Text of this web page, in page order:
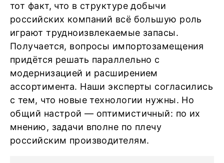
тот факт, что в структуре добычи
российских компаний всё большую роль
играют трудноизвлекаемые запасы.
Получается, вопросы импортозамещения
придётся решать параллельно с
модернизацией и расширением
ассортимента. Наши эксперты согласились
с тем, что новые технологии нужны. Но
общий настрой — оптимистичный: по их
мнению, задачи вполне по плечу
российским производителям.